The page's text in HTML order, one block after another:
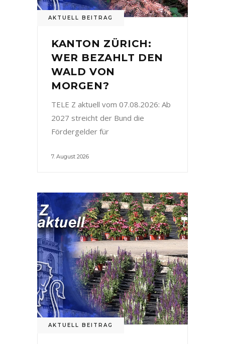
AKTUELL BEITRAG
KANTON ZÜRICH:
WER BEZAHLT DEN
WALD VON
MORGEN?
TELE Z aktuell vom 07.08.2026: Ab
2027 streicht der Bund die
Fördergelder für
7. August 2026
AKTUELL BEITRAG